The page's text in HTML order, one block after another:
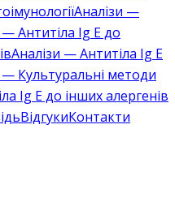
Аналізи —
— Антитіла Ig E до
Аналізи — Антитіла Ig E
— Культуральні методи
Ig E до інших алергенів
ВідгукиКонтакти